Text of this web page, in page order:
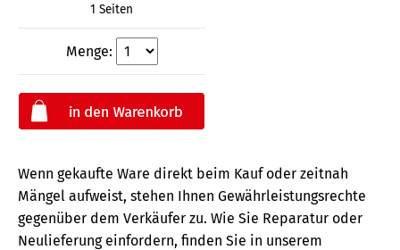
1 Seiten
Menge:
Wenn gekaufte Ware direkt beim Kauf oder zeitnah
Mängel aufweist, stehen Ihnen Gewährleistungsrechte
gegenüber dem Verkäufer zu. Wie Sie Reparatur oder
Neulieferung einfordern, finden Sie in unserem